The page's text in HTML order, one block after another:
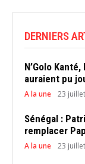
DERNIERS
N’Golo
auraient pu
A la une 23
Sénégal :
remplacer
A la une 23